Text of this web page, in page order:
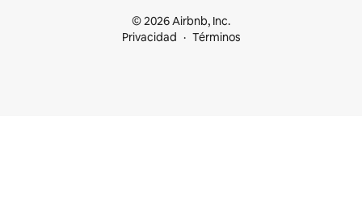
© 2026 Airbnb, Inc.
Privacidad
Términos